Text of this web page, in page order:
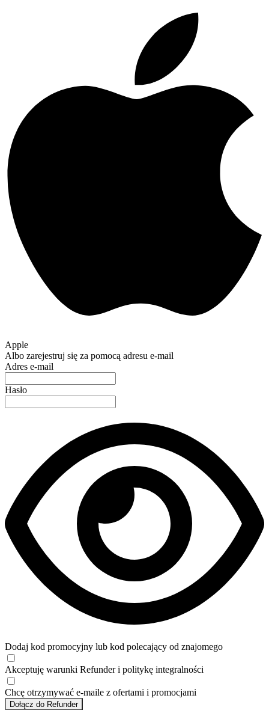
Apple
Albo zarejestruj się za pomocą adresu e-mail
Adres e-mail
Hasło
Dodaj kod promocyjny lub kod polecający od znajomego
Akceptuję warunki Refunder i politykę integralności
Chcę otrzymywać e-maile z ofertami i promocjami
Dołącz do Refunder